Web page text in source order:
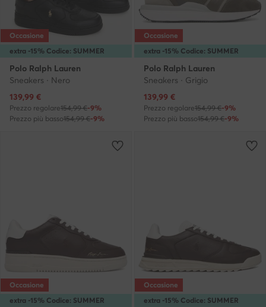
extra -15% Codice: SUMMER
Occasione
Polo Ralph Lauren
Sneakers · Nero
Prezzo attuale
139,99 €
Prezzo regolare154,99 €-9%
Prezzo più basso154,99 €-9%
extra -15% Codice: SUMMER
Occasione
Polo Ralph Lauren
Sneakers · Grigio
Prezzo attuale
139,99 €
Prezzo regolare154,99 €-9%
Prezzo più basso154,99 €-9%
extra -15% Codice: SUMMER
Occasione
extra -15% Codice: SUMMER
Occasione